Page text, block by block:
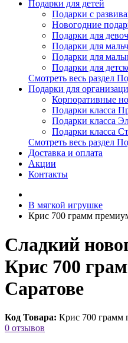
Подарки для детей
Подарки с
Новогодние
Подарки для
Подарки для
Подарки для
Подарки для
Смотреть весь раздел
Подарки для
Корпоративные
Подарки класса
Подарки класса
Подарки класса
Смотреть весь раздел
Доставка и оплата
Акции
Контакты
В мягкой игрушке
Крис 700 грамм
Сладкий
Крис 700
Саратове
Код Товара: Крис 700 грамм
0 отзывов